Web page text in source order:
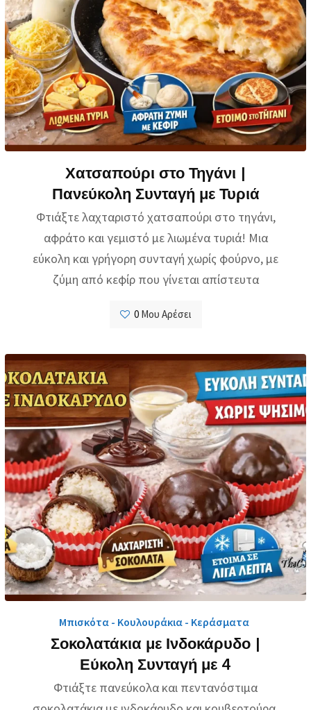
Χατσαπούρι στο Τηγάνι |
Πανεύκολη Συνταγή με Τυριά
Φτιάξτε λαχταριστό χατσαπούρι στο τηγάνι,
αφράτο και γεμιστό με λιωμένα τυριά! Μια
εύκολη και γρήγορη συνταγή χωρίς φούρνο, με
ζύμη από κεφίρ που γίνεται απίστευτα
0Μου Αρέσει
Μπισκότα - Κουλουράκια - Κεράσματα
Σοκολατάκια με Ινδοκάρυδο |
Εύκολη Συνταγή με 4
Φτιάξτε πανεύκολα και πεντανόστιμα